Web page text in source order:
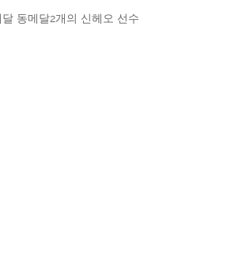
동메달2개의 신헤오 선수